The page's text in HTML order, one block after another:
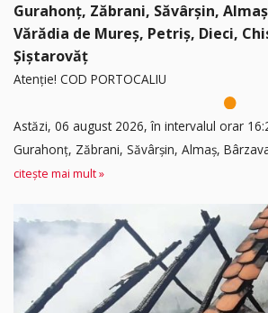
Gurahonț, Zăbrani, Săvârșin,
Vărădia de Mureș, Petriș, Dieci,
Șiștarovăț
Atenție! COD PORTOCALIU
Astăzi, 06 august 2026, în intervalul orar
Gurahonț, Zăbrani, Săvârșin, Almaș,
citește mai mult »